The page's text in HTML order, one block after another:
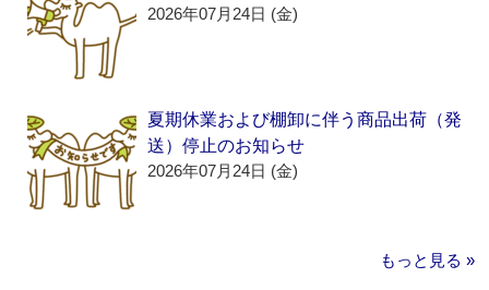
2026年07月24日 (金)
夏期休業および棚卸に伴う商品出荷（発
送）停止のお知らせ
2026年07月24日 (金)
もっと見る »